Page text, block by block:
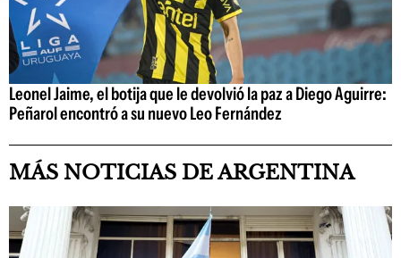
Leonel Jaime, el botija que le devolvió la paz a Diego Aguirre:
Peñarol encontró a su nuevo Leo Fernández
MÁS NOTICIAS DE ARGENTINA